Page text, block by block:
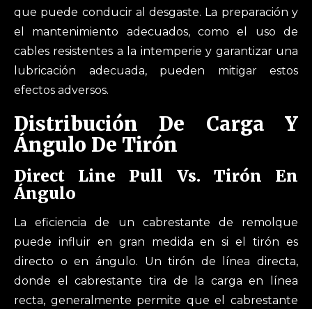
que puede conducir al desgaste. La preparación y
el mantenimiento adecuados, como el uso de
cables resistentes a la intemperie y garantizar una
lubricación adecuada, pueden mitigar estos
efectos adversos.
Distribución De Carga Y
Ángulo De Tirón
Direct Line Pull Vs. Tirón En
Ángulo
La eficiencia de un cabrestante de remolque
puede influir en gran medida en si el tirón es
directo o en ángulo. Un tirón de línea directa,
donde el cabrestante tira de la carga en línea
recta, generalmente permite que el cabrestante